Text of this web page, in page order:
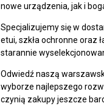
nowe urządzenia, jak i
Specjalizujemy się w
etui, szkła ochronne oraz
starannie
Odwiedź naszą
wyborze najlepszego
czynią zakupy jeszcze